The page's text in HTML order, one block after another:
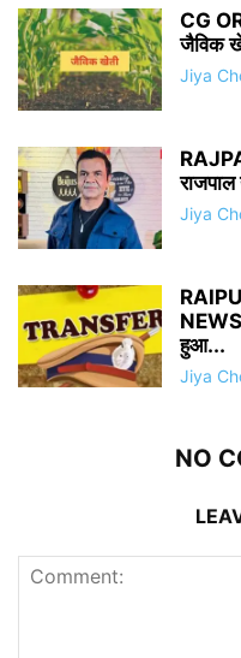
CG
जैविक
Jiya
Jiya
हुआ...
Jiya
NO